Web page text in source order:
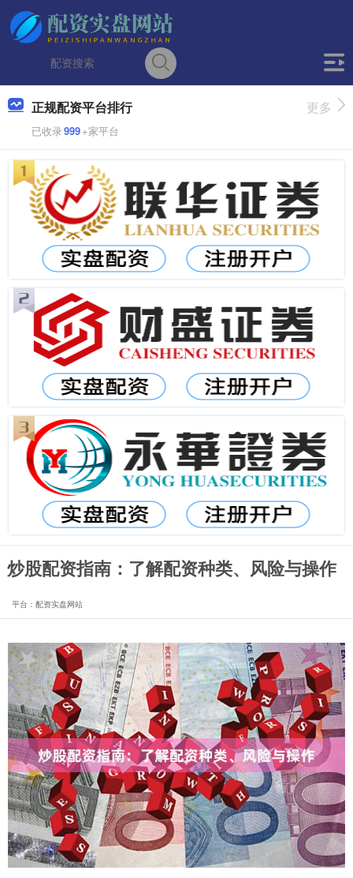
正规配资平台排行
已收录999+家平台
更多
炒股配资指南：了解配资种类、风险与操作
平台：配资实盘网站